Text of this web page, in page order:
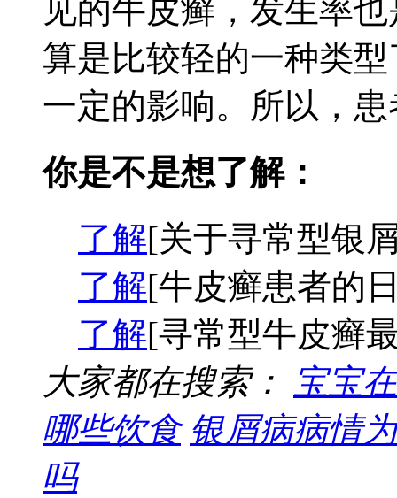
见的牛皮癣，发生率
算是比较轻的一种类
一定的影响。所以，
你是不是想了解：
了解[关于寻常型银
了解[牛皮癣患者的
了解[寻常型牛皮癣
大家都在搜索：
宝宝
哪些饮食 银屑病病情
吗